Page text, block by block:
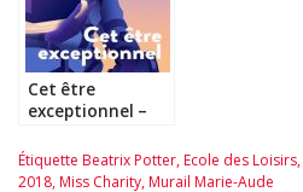
Cet être
exceptionnel –
Étiquette Beatrix Potter,Ecole des Loisirs,
2018,Miss Charity,Murail Marie-Aude